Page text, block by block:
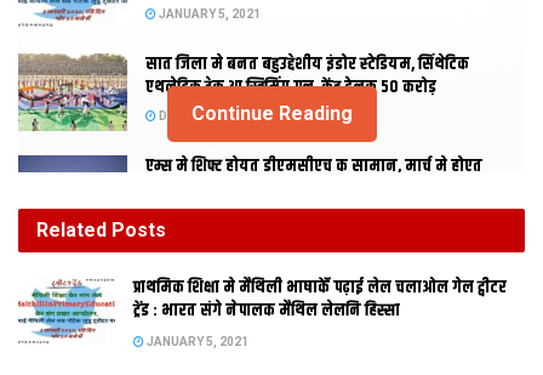
JANUARY 5, 2021
सात जिला मे बनत बहुउद्देशीय इंडोर स्‍टेडि‍यम, सिंथेटिक
एथलेटिक ट्रेक आ स्विमिंग पुल, केंद्र देलक 50 करोड़
DECEMBER 26, 2020
एम्स मे शिफ्ट होयत डीएमसीएच क सामान, मार्च मे होएत
लोकनि, 29 कए जायतीह बेंगलुरु
Continue Reading
Related Posts
प्राथमिक शि‍क्षा मे मैथि‍ली भाषाकेँ पढ़ाई लेल चलाओल गेल ट्वीटर
ट्रेंड : भारत संगे नेपालक मैथिल लेलनि हिस्सा
JANUARY 5, 2021